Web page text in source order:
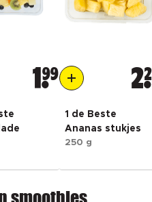
1 99 2
1 de Beste
Ananas stukjes
250 g
smoothies